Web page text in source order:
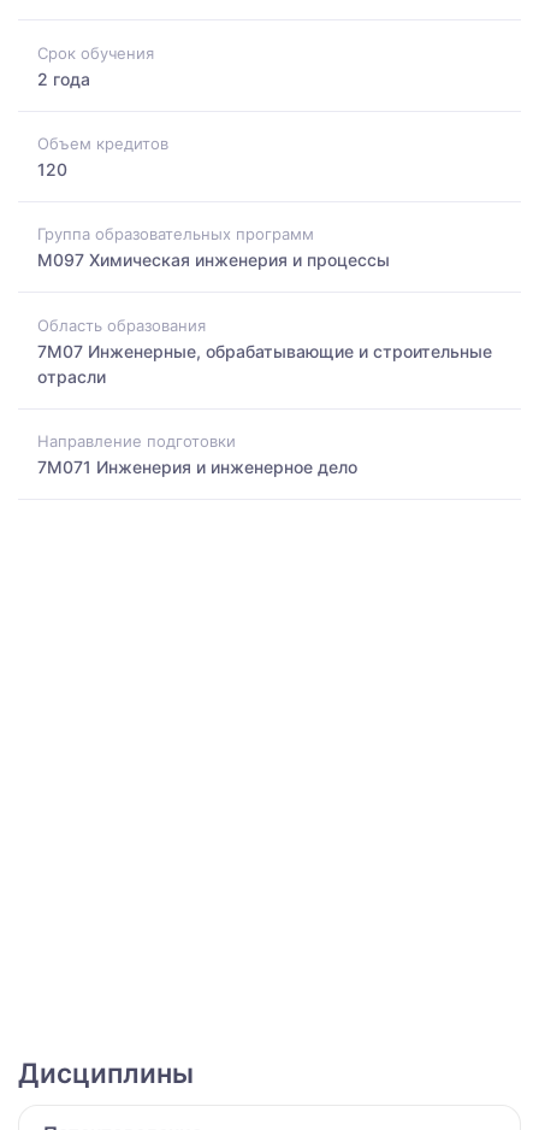
Срок обучения
2 года
Объем кредитов
120
Группа образовательных программ
M097 Химическая инженерия и процессы
Область образования
7M07 Инженерные, обрабатывающие и строительные
отрасли
Направление подготовки
7M071 Инженерия и инженерное дело
Дисциплины